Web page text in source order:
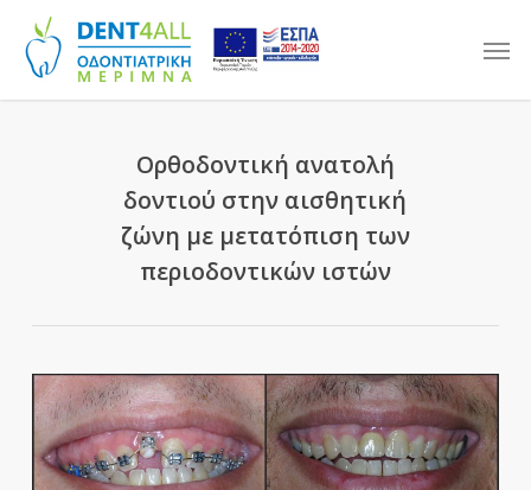
main
content
Ορθοδοντική ανατολή
δοντιού στην αισθητική
ζώνη με μετατόπιση των
περιοδοντικών ιστών